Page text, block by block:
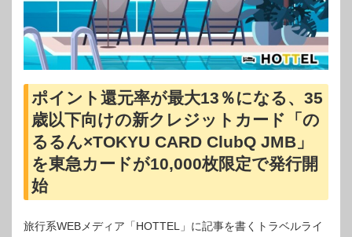
ポイント還元率が最大13％になる、35
歳以下向けの新クレジットカード「の
るるん×TOKYU CARD ClubQ JMB」
を東急カードが10,000枚限定で発行開
始
旅行系WEBメディア「HOTTEL」に記事を書くトラベルライ